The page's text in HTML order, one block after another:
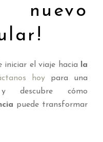
iniciar el viaje hacia la
hoy para una
y descubre cómo
puede transformar